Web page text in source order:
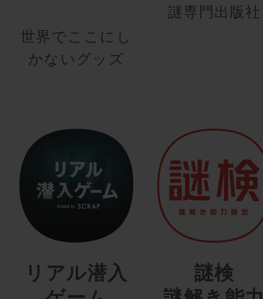
世界でここにし
かないグッズ
謎専門出版社
リアル潜入
謎検